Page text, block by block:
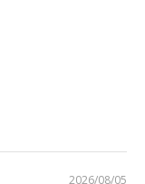
2026/08/05